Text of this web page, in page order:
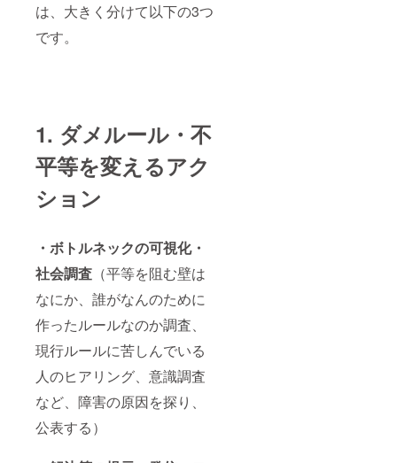
は、大きく分けて以下の3つ
です。
1. ダメルール・不
平等を変えるアク
ション
・ボトルネックの可視化・
社会調査 （平等を阻む壁は
なにか、誰がなんのために
作ったルールなのか調査、
現行ルールに苦しんでいる
人のヒアリング、意識調査
など、障害の原因を探り、
公表する）